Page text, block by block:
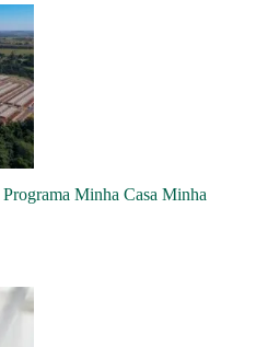
Minha Casa Minha